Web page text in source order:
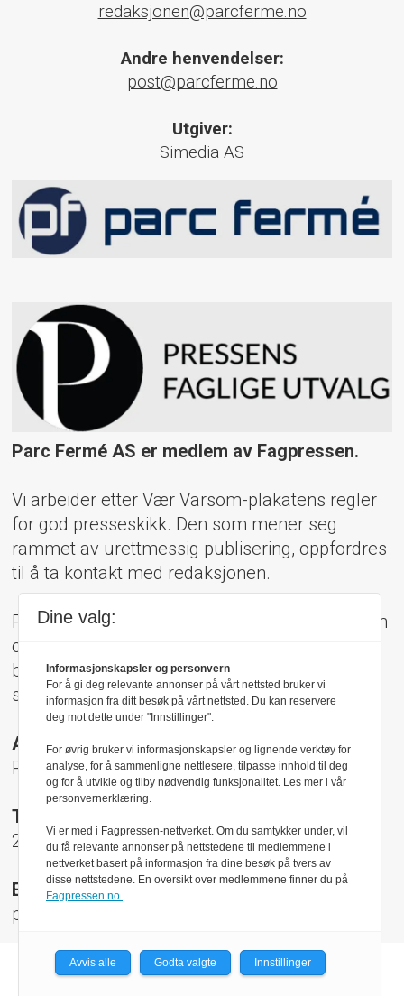
redaksjonen@parcferme.no
Andre henvendelser:
post@parcferme.no
Utgiver:
Simedia AS
Parc Fermé AS er medlem av Fagpressen.
Vi arbeider etter Vær Varsom-plakatens regler
for god presseskikk. Den som mener seg
rammet av urettmessig publisering, oppfordres
til å ta kontakt med redaksjonen.
Pressens Faglige Utvalg (PFU) er et klageorgan
oppnevnt av Norsk Presseforbund som
behandler klager mot mediene i presseetiske
spørsmål.
Adresse:
Rådhusgt 17, 0158 Oslo
Telefon:
22 40 50 40
E-post:
pfu@presse.no
Dine valg:
Informasjonskapsler og personvern
For å gi deg relevante annonser på vårt nettsted bruker vi
informasjon fra ditt besøk på vårt nettsted. Du kan reservere
deg mot dette under "Innstillinger".
For øvrig bruker vi informasjonskapsler og lignende verktøy for
analyse, for å sammenligne nettlesere, tilpasse innhold til deg
og for å utvikle og tilby nødvendig funksjonalitet. Les mer i vår
personvernerklæring.
Vi er med i Fagpressen-nettverket. Om du samtykker under, vil
du få relevante annonser på nettstedene til medlemmene i
nettverket basert på informasjon fra dine besøk på tvers av
disse nettstedene. En oversikt over medlemmene finner du på
Fagpressen.no.
Avvis alle Godta valgte Innstillinger